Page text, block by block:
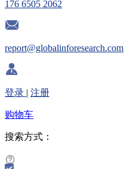
176 6505 2062
report@globalinforesearch.com
登录 | 注册
购物车
搜索方式：